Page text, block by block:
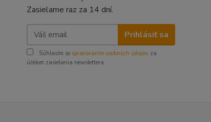
Zasielame raz za 14 dní.
Prihlásiť sa
Súhlasím so spracovaním osobných údajov za
účelom zasielania newslettera.